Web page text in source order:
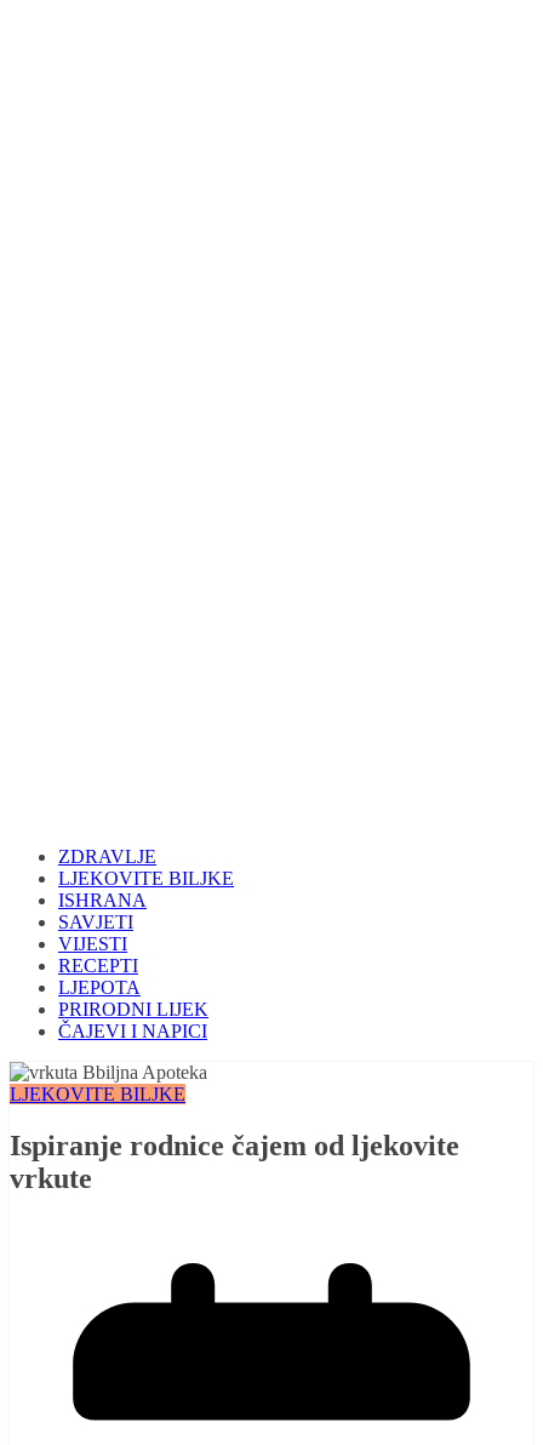
ZDRAVLJE
LJEKOVITE BILJKE
ISHRANA
SAVJETI
VIJESTI
RECEPTI
LJEPOTA
PRIRODNI LIJEK
ČAJEVI I NAPICI
LJEKOVITE BILJKE
Ispiranje rodnice čajem od ljekovite
vrkute